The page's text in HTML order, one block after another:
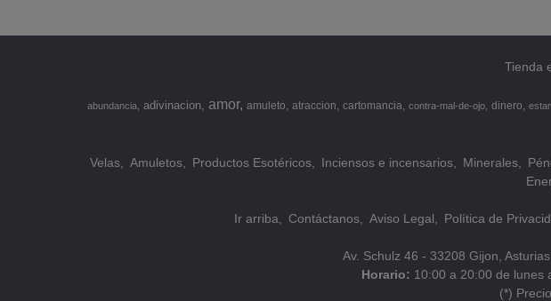
Tienda
abundancia adivinacion amor amuleto atraccion cartomancia contra-mal-de-ojo dinero
Velas Amuletos Productos Esotéricos Inciensos e incensarios Minerales
Ir arriba Contáctanos Aviso Legal Política de
Av. Schulz 46 - 33208 Gijon,
Horario: 10:00 a 20:00 de lunes
(*)